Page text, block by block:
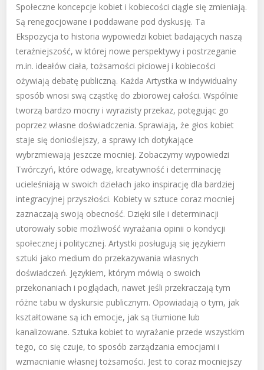
Społeczne koncepcje kobiet i kobiecości ciągle się zmieniają.
Są renegocjowane i poddawane pod dyskusję. Ta
Ekspozycja to historia wypowiedzi kobiet badających naszą
teraźniejszość, w której nowe perspektywy i postrzeganie
m.in. ideałów ciała, tożsamości płciowej i kobiecości
ożywiają debatę publiczną. Każda Artystka w indywidualny
sposób wnosi swą cząstkę do zbiorowej całości. Wspólnie
tworzą bardzo mocny i wyrazisty przekaz, potęgując go
poprzez własne doświadczenia. Sprawiają, że głos kobiet
staje się donioślejszy, a sprawy ich dotykające
wybrzmiewają jeszcze mocniej. Zobaczymy wypowiedzi
Twórczyń, które odwagę, kreatywność i determinację
ucieleśniają w swoich dziełach jako inspirację dla bardziej
integracyjnej przyszłości. Kobiety w sztuce coraz mocniej
zaznaczają swoją obecność. Dzięki sile i determinacji
utorowały sobie możliwość wyrażania opinii o kondycji
społecznej i politycznej. Artystki posługują się językiem
sztuki jako medium do przekazywania własnych
doświadczeń. Językiem, którym mówią o swoich
przekonaniach i poglądach, nawet jeśli przekraczają tym
różne tabu w dyskursie publicznym. Opowiadają o tym, jak
kształtowane są ich emocje, jak są tłumione lub
kanalizowane. Sztuka kobiet to wyrażanie przede wszystkim
tego, co się czuje, to sposób zarządzania emocjami i
wzmacnianie własnej tożsamości. Jest to coraz mocniejszy